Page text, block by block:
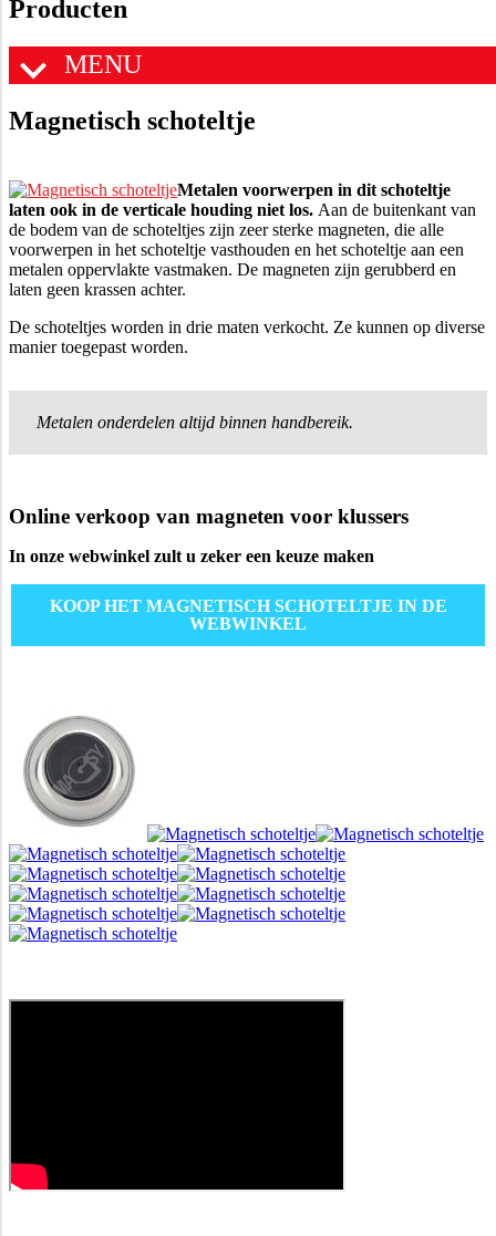
Producten
MENU
Magnetisch schoteltje
Metalen voorwerpen in dit schoteltje
laten ook in de verticale houding niet los. Aan de buitenkant van
de bodem van de schoteltjes zijn zeer sterke magneten, die alle
voorwerpen in het schoteltje vasthouden en het schoteltje aan een
metalen oppervlakte vastmaken. De magneten zijn gerubberd en
laten geen krassen achter.
De schoteltjes worden in drie maten verkocht. Ze kunnen op diverse
manier toegepast worden.
Metalen onderdelen altijd binnen handbereik.
Online verkoop van magneten voor klussers
In onze webwinkel zult u zeker een keuze maken
KOOP HET MAGNETISCH SCHOTELTJE IN DE
WEBWINKEL